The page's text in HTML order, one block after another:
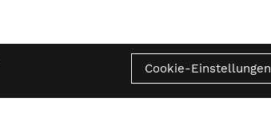
Cookie-Einstellungen